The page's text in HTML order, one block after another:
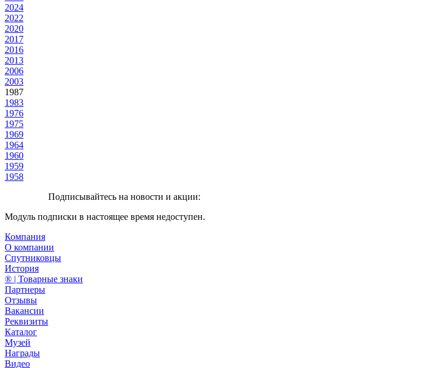
2024
2022
2020
2017
2016
2013
2006
2003
1987
1983
1976
1975
1969
1964
1960
1959
1958
Подписывайтесь на новости и акции:
Модуль подписки в настоящее время недоступен.
Компания
О компании
Спутниковцы
История
® | Товарные знаки
Партнеры
Отзывы
Вакансии
Реквизиты
Каталог
Музей
Награды
Видео